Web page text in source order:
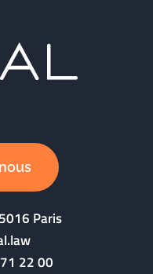
Paris
22 00